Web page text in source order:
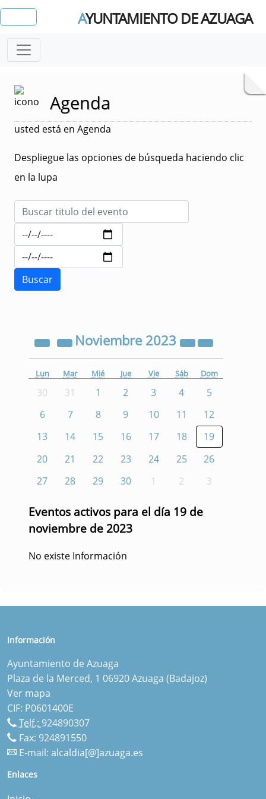
AYUNTAMIENTO DE AZUAGA
Agenda
usted está en Agenda
Despliegue las opciones de búsqueda haciendo clic
en la lupa
Noviembre 2023
Lun Mar Mié Jue Vie Sáb Dom
30 31 1 2 3 4
5
6
7 8 9 10 11
12
13
14 15 16 17 18
19
20
21 22 23 24 25
26
27
28 29 30 1 2 3
Eventos activos para el día 19 de
noviembre de 2023
No existe Información
Información
Ayuntamiento de Azuaga
Plaza de la Merced, 1 06920 Azuaga (Badajoz)
Ver mapa
CIF: P0601400E
Telf.: 924890307
Fax: 924891550
E-mail: alcaldia[@]azuaga.es
Enlaces